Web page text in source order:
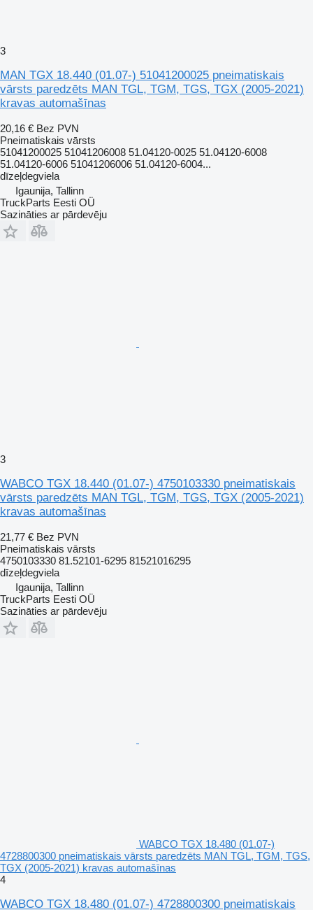
3
MAN TGX 18.440 (01.07-) 51041200025 pneimatiskais
vārsts paredzēts MAN TGL, TGM, TGS, TGX (2005-2021)
kravas automašīnas
20,16 € Bez PVN
Pneimatiskais vārsts
51041200025 51041206008 51.04120-0025 51.04120-6008
51.04120-6006 51041206006 51.04120-6004...
dīzeļdegviela
Igaunija, Tallinn
TruckParts Eesti OÜ
Sazināties ar pārdevēju
3
WABCO TGX 18.440 (01.07-) 4750103330 pneimatiskais
vārsts paredzēts MAN TGL, TGM, TGS, TGX (2005-2021)
kravas automašīnas
21,77 € Bez PVN
Pneimatiskais vārsts
4750103330 81.52101-6295 81521016295
dīzeļdegviela
Igaunija, Tallinn
TruckParts Eesti OÜ
Sazināties ar pārdevēju
WABCO TGX 18.480 (01.07-)
4728800300 pneimatiskais vārsts paredzēts MAN TGL, TGM, TGS,
TGX (2005-2021) kravas automašīnas
4
WABCO TGX 18.480 (01.07-) 4728800300 pneimatiskais